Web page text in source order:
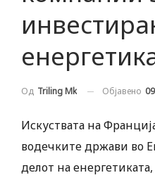
Од Triling Mk Објавено
Искуствата на
водечките држави во
делот на